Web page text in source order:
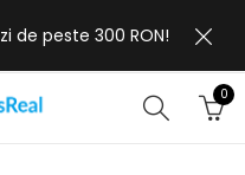
de peste 300 RON!
0